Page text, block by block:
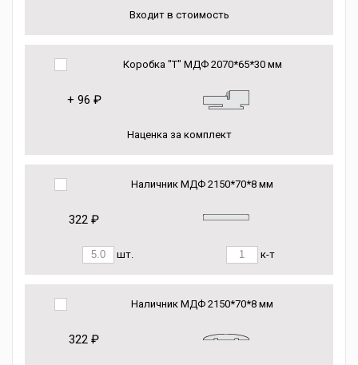
Входит в стоимость
Коробка "Т" МДФ 2070*65*30 мм
+ 96 ₽
Наценка за комплект
Наличник МДФ 2150*70*8 мм
322 ₽
шт. к-т
Наличник МДФ 2150*70*8 мм
322 ₽